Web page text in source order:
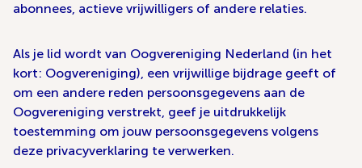
abonnees, actieve vrijwilligers of andere relaties.
Als je lid wordt van Oogvereniging Nederland (in het
kort: Oogvereniging), een vrijwillige bijdrage geeft of
om een andere reden persoonsgegevens aan de
Oogvereniging verstrekt, geef je uitdrukkelijk
toestemming om jouw persoonsgegevens volgens
deze privacyverklaring te verwerken.